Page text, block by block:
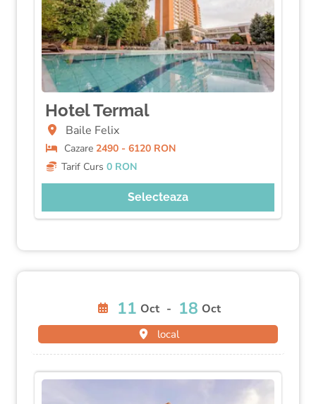
Hotel Termal
Baile Felix
Cazare 2490 - 6120 RON
Tarif Curs 0 RON
Selecteaza
11 Oct - 18 Oct
local